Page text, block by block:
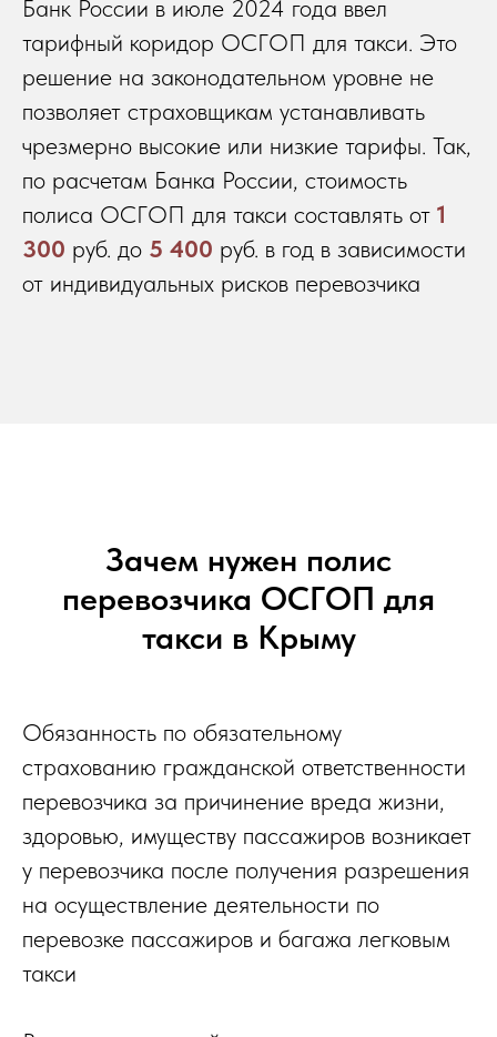
Банк России в июле 2024 года ввел
тарифный коридор ОСГОП для такси. Это
решение на законодательном уровне не
позволяет страховщикам устанавливать
чрезмерно высокие или низкие тарифы. Так,
по расчетам Банка России, стоимость
полиса ОСГОП для такси составлять от 1
300 руб. до 5 400 руб. в год в зависимости
от индивидуальных рисков перевозчика
Зачем нужен полис
перевозчика ОСГОП для
такси в Крыму
Обязанность по обязательному
страхованию гражданской ответственности
перевозчика за причинение вреда жизни,
здоровью, имуществу пассажиров возникает
у перевозчика после получения разрешения
на осуществление деятельности по
перевозке пассажиров и багажа легковым
такси